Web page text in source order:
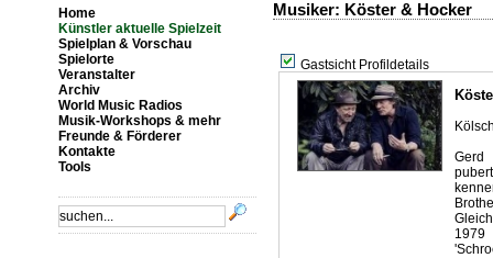
Home
Künstler aktuelle Spielzeit
Spielplan & Vorschau
Spielorte
Veranstalter
Archiv
World Music Radios
Musik-Workshops & mehr
Freunde & Förderer
Kontakte
Tools
Musiker: Köster & Hocker
Gastsicht Profildetails
Gerd
1979